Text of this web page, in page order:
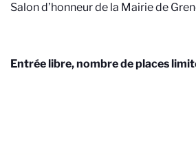
Salon d’honneur de la Mairie de
Entrée libre, nombre de places